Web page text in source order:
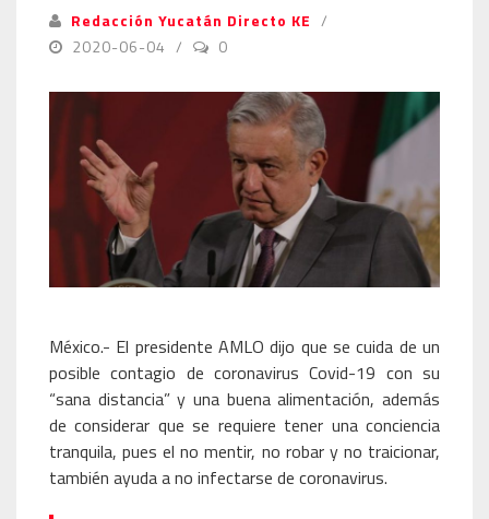
Redacción Yucatán Directo KE
2020-06-04
0
México.- El presidente AMLO dijo que se cuida de un
posible contagio de coronavirus Covid-19 con su
“sana distancia” y una buena alimentación, además
de considerar que se requiere tener una conciencia
tranquila, pues el no mentir, no robar y no traicionar,
también ayuda a no infectarse de coronavirus.